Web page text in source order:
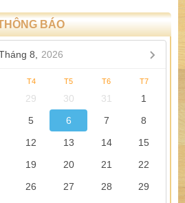
BÁO
8, 2026
T4 T5 T6 T7
29 30 31
1
5 6 7
8
12 13 14
15
19 20 21
22
26 27 28
29